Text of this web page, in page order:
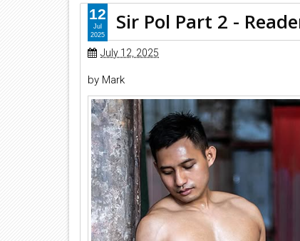
Sir Pol Part 2 -
July 12, 2025
by Mark
12
Jul
2025